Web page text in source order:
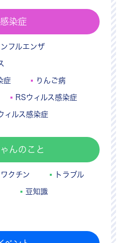
感染症
フルエンザ
症 りんご病
RSウィルス感染症
ィルス感染症
んのこと
ワクチン トラブル
豆知識